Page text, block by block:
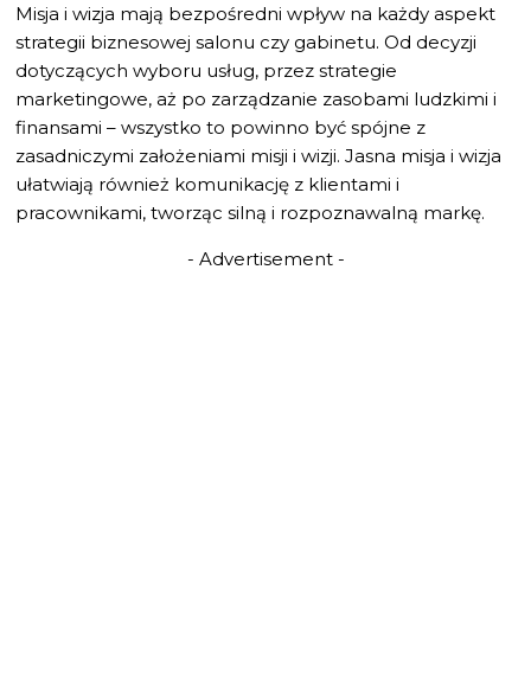
Misja i wizja mają bezpośredni wpływ na każdy aspekt
strategii biznesowej salonu czy gabinetu. Od decyzji
dotyczących wyboru usług, przez strategie
marketingowe, aż po zarządzanie zasobami ludzkimi i
finansami – wszystko to powinno być spójne z
zasadniczymi założeniami misji i wizji. Jasna misja i wizja
ułatwiają również komunikację z klientami i
pracownikami, tworząc silną i rozpoznawalną markę.
- Advertisement -